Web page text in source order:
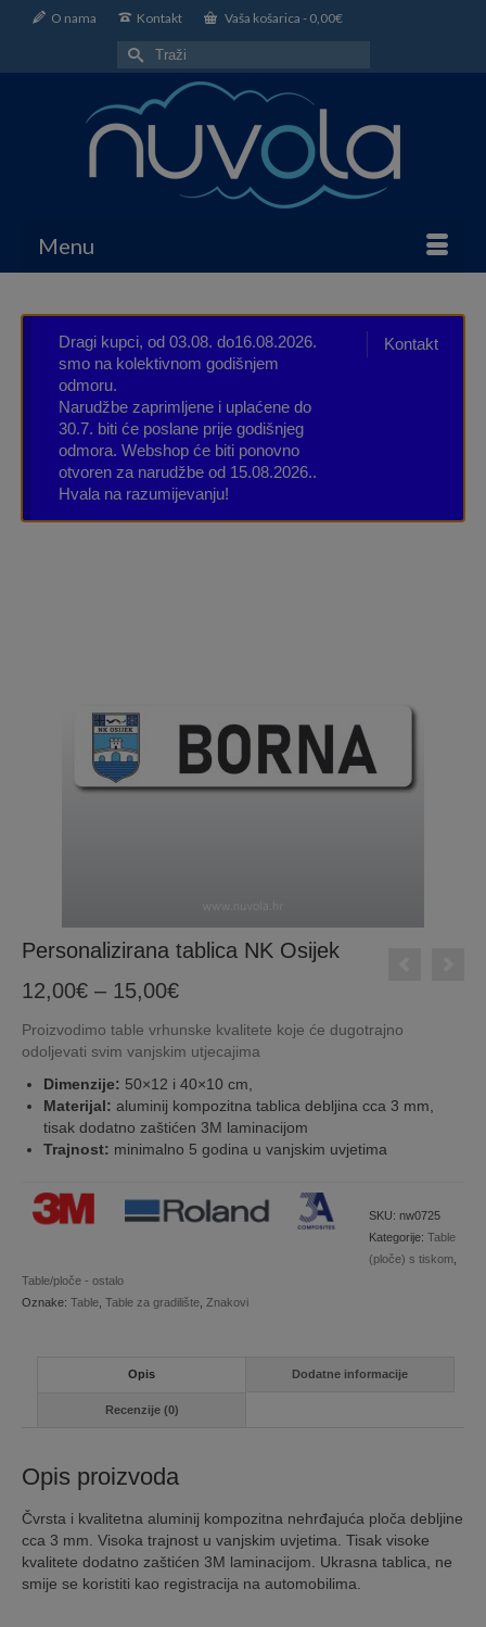
O nama Kontakt Vaša košarica - 0,00€
Search
for:
Menu
Kontakt
Dragi kupci, od 03.08. do16.08.2026.
smo na kolektivnom godišnjem
odmoru.
Narudžbe zaprimljene i uplaćene do
30.7. biti će poslane prije godišnjeg
odmora. Webshop će biti ponovno
otvoren za narudžbe od 15.08.2026..
Hvala na razumijevanju!
Personalizirana tablica NK Osijek
12,00€ – 15,00€Price
12,00€
through
15,00€
Proizvodimo table vrhunske kvalitete koje će dugotrajno
odoljevati svim vanjskim utjecajima
Dimenzije: 50×12 i 40×10 cm,
Materijal: aluminij kompozitna tablica debljina cca 3 mm,
tisak dodatno zaštićen 3M laminacijom
Trajnost: minimalno 5 godina u vanjskim uvjetima
SKU: nw0725
Kategorije: Table
(ploče) s tiskom
Table/ploče - ostalo
Oznake: Table Table za gradilište Znakovi
Opis Dodatne informacije
Recenzije (0)
Opis proizvoda
Čvrsta i kvalitetna aluminij kompozitna nehrđajuća ploča debljine
cca 3 mm. Visoka trajnost u vanjskim uvjetima. Tisak visoke
kvalitete dodatno zaštićen 3M laminacijom. Ukrasna tablica, ne
smije se koristiti kao registracija na automobilima.